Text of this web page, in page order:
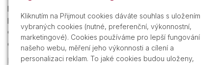
posiluje její odolnost. Citelné i viditelné znám-ky
podráždění jsou rychle a trvale redukovány. Zároveň je
obnovena ochranná bariéra pleti a navíc se zintenzivní
ochrana buněk.
Použití:
Kliknutím na Přijmout cookies dáváte souhlas s uložením
vybraných cookies (nutné, preferenční, výkonnostní,
marketingové). Cookies používáme pro lepší fungování
našeho webu, měření jeho výkonnosti a cílení a
personalizaci reklam. To jaké cookies budou uloženy,